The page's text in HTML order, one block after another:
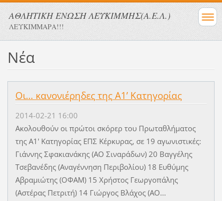
ΑΘΛΗΤΙΚΗ ΕΝΩΣΗ ΛΕΥΚΙΜΜΗΣ(Α.Ε.Λ.)
ΛΕΥΚΙΜΜΑΡΑ!!!
Νέα
Οι… κανονιέρηδες της Α1’ Κατηγορίας
2014-02-21 16:00
Ακολουθούν οι πρώτοι σκόρερ του Πρωταθλήματος
της Α1' Κατηγορίας ΕΠΣ Κέρκυρας, σε 19 αγωνιστικές:
Γιάννης Σφακιανάκης (ΑΟ Σιναράδων) 20 Βαγγέλης
Τσεβανέδης (Αναγέννηση Περιβολίου) 18 Ευθύμης
Αβραμιώτης (ΟΦΑΜ) 15 Χρήστος Γεωργοπάλης
(Αστέρας Πετριτή) 14 Γιώργος Βλάχος (ΑΟ...